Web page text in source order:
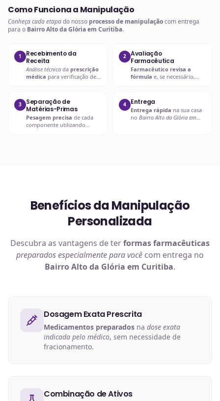
Como Funciona a Manipulação
Conheça cada etapado nosso processo de manipulaçãocom entrega
para o Bairro Alto da Glória em Curitiba.
1
Recebimento da
Receita
Análise técnica da prescrição
médica para verificação de
2
Avaliação
Farmacêutica
Farmacêutico revisa a
fórmula e, se necessário,
esclarecimentos.
3
Separação de
Matérias-Primas
Pesagem precisa de cada
componente utilizando
4 Entrega
Entrega rápida na sua casa
no Bairro Alto da Glória em
Benefícios da Manipulação
Personalizada
Descubra as vantagens de terformas farmacêuticas
preparados especialmente para você com entrega no
Bairro Alto da Glória em Curitiba.
Dosagem Exata Prescrita
Medicamentos preparados na dose exata
indicada pelo médico, sem necessidade de
fracionamento.
Combinação de Ativos